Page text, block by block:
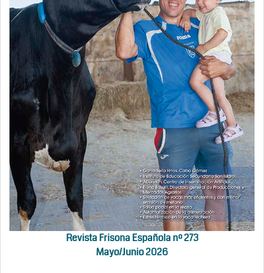
Revista Frisona Española nº 273
Mayo/Junio 2026